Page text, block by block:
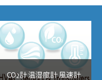
CO2計 温湿度計 風速計